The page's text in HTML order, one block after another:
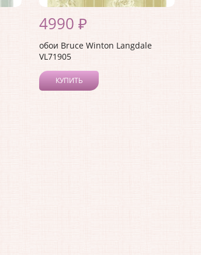
4990 ₽
обои Bruce Winton Langdale
VL71905
КУПИТЬ